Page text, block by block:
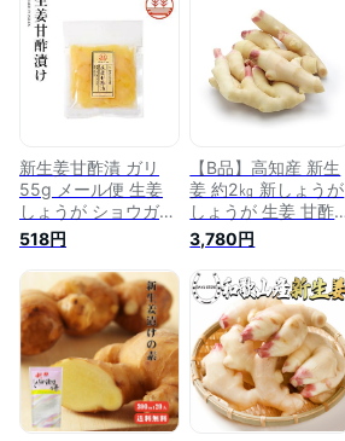
新生姜甘酢漬 ガリ
55g メール便 生姜
しょうが ショウガ
新生姜 新ショウガ
新しょうが 甘酢漬
酢しょうが がり し
ょうが漬け
518円
【B品】高知産 新生
姜 約2㎏ 新しょうが
しょうが 生姜 甘酢
漬け ガリ 薬味 高知
のしょうが
3,780円